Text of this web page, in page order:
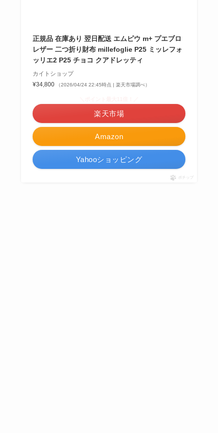
正規品 在庫あり 翌日配送 エムピウ m+ プエブロ
レザー 二つ折り財布 millefoglie P25 ミッレフォ
ッリエ2 P25 チョコ クアドレッティ
カイトショップ
¥34,800
（2026/04/24 22:45時点 | 楽天市場調べ）
Amazon
楽天市場
Yahooショッピング
ポチップ